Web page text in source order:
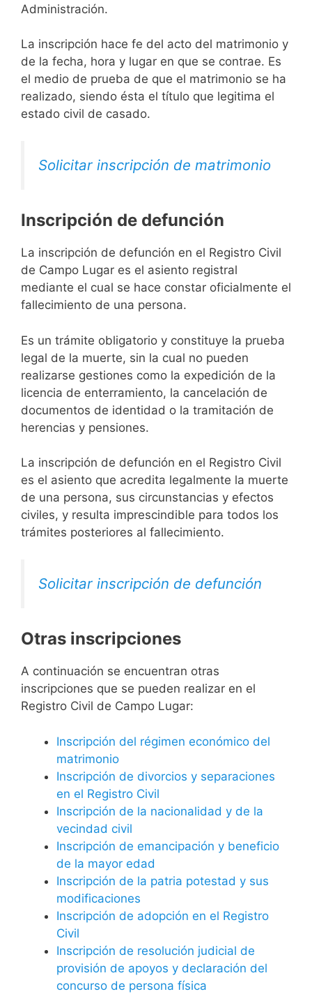
Administración.
La inscripción hace fe del acto del matrimonio y
de la fecha, hora y lugar en que se contrae. Es
el medio de prueba de que el matrimonio se ha
realizado, siendo ésta el título que legitima el
estado civil de casado.
Solicitar inscripción de matrimonio
Inscripción de defunción
La inscripción de defunción en el Registro Civil
de Campo Lugar es el asiento registral
mediante el cual se hace constar oficialmente el
fallecimiento de una persona.
Es un trámite obligatorio y constituye la prueba
legal de la muerte, sin la cual no pueden
realizarse gestiones como la expedición de la
licencia de enterramiento, la cancelación de
documentos de identidad o la tramitación de
herencias y pensiones.
La inscripción de defunción en el Registro Civil
es el asiento que acredita legalmente la muerte
de una persona, sus circunstancias y efectos
civiles, y resulta imprescindible para todos los
trámites posteriores al fallecimiento.
Solicitar inscripción de defunción
Otras inscripciones
A continuación se encuentran otras
inscripciones que se pueden realizar en el
Registro Civil de Campo Lugar:
Inscripción del régimen económico del
matrimonio
Inscripción de divorcios y separaciones
en el Registro Civil
Inscripción de la nacionalidad y de la
vecindad civil
Inscripción de emancipación y beneficio
de la mayor edad
Inscripción de la patria potestad y sus
modificaciones
Inscripción de adopción en el Registro
Civil
Inscripción de resolución judicial de
provisión de apoyos y declaración del
concurso de persona física